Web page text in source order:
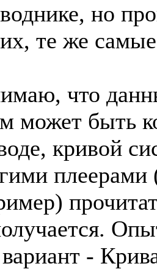
но
те же
что
может быть
кривой
плеерами
-